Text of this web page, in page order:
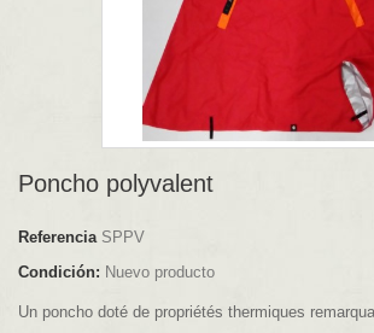
Poncho polyvalent
Referencia SPPV
Condición: Nuevo producto
Un poncho doté de propriétés thermiques